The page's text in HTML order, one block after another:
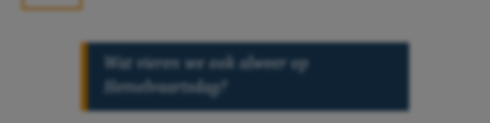
Wat vieren we ook alweer op
Hemelvaartsdag?